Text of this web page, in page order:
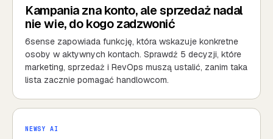
Kampania zna konto, ale sprzedaż nadal
nie wie, do kogo zadzwonić
6sense zapowiada funkcję, która wskazuje konkretne
osoby w aktywnych kontach. Sprawdź 5 decyzji, które
marketing, sprzedaż i RevOps muszą ustalić, zanim taka
lista zacznie pomagać handlowcom.
NEWSY AI